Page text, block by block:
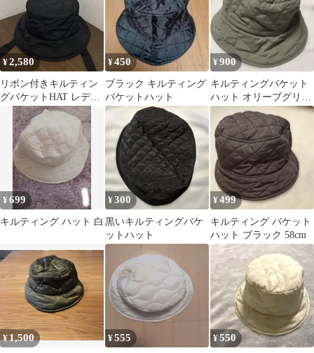
¥2,580
リボン付きキルティン
グバケットHAT レディ
ース 帽子
¥450
ブラック キルティング
バケットハット
¥900
キルティングバケット
ハット オリーブグリー
ン
¥699
キルティング ハット 白
¥300
黒いキルティングバケ
ットハット
¥499
キルティング バケット
ハット ブラック 58cm
¥ 1,500 ¥555 ¥550